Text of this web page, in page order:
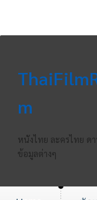
m
หนังไทย ละครไทย ด
ข้อมูลต่างๆ